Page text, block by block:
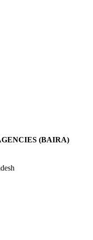
(BAIRA)